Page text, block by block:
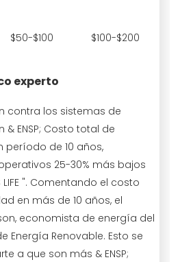
$50-$100 $100-$200
experto
contra los sistemas de
ENSP; Costo total de
de 10 años,
25-30% más bajos
". Comentando el costo
en más de 10 años, el
economista de energía del
Energía Renovable. Esto se
a que son más & ENSP;